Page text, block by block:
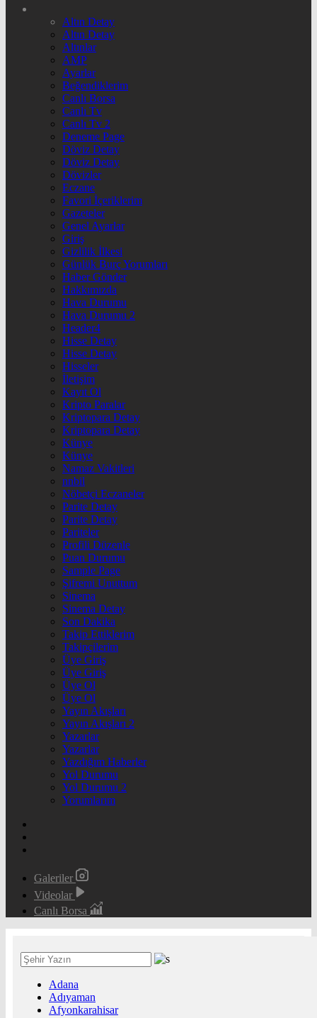
Altın Detay
Altın Detay
Altınlar
AMP
Ayarlar
Beğendiklerim
Canlı Borsa
Canlı Tv
Canlı Tv 2
Deneme Page
Döviz Detay
Döviz Detay
Dövizler
Eczane
Favori İçeriklerim
Gazeteler
Genel Ayarlar
Giriş
Gizlilik İlkesi
Günlük Burç Yorumları
Haber Gönder
Hakkımızda
Hava Durumu
Hava Durumu 2
Header4
Hisse Detay
Hisse Detay
Hisseler
İletişim
Kayıt Ol
Kripto Paralar
Kriptopara Detay
Kriptopara Detay
Künye
Künye
Namaz Vakitleri
nnbil
Nöbetçi Eczaneler
Parite Detay
Parite Detay
Pariteler
Profili Düzenle
Puan Durumu
Sample Page
Şifremi Unuttum
Sinema
Sinema Detay
Son Dakika
Takip Ettiklerim
Takipçilerim
Üye Giriş
Üye Giriş
Üye Ol
Üye Ol
Yayın Akışları
Yayın Akışları 2
Yazarlar
Yazarlar
Yazdığım Haberler
Yol Durumu
Yol Durumu 2
Yorumlarım
Galeriler
Videolar
Canlı Borsa
Adana
Adıyaman
Afyonkarahisar